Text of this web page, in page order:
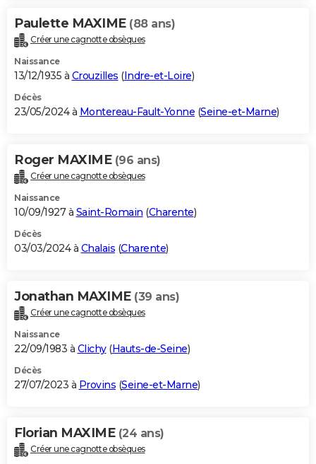
Paulette MAXIME (88 ans)
Créer une cagnotte obsèques
Naissance
13/12/1935 à Crouzilles (Indre-et-Loire)
Décès
23/05/2024 à Montereau-Fault-Yonne (Seine-et-Marne)
Roger MAXIME (96 ans)
Créer une cagnotte obsèques
Naissance
10/09/1927 à Saint-Romain (Charente)
Décès
03/03/2024 à Chalais (Charente)
Jonathan MAXIME (39 ans)
Créer une cagnotte obsèques
Naissance
22/09/1983 à Clichy(Hauts-de-Seine)
Décès
27/07/2023 à Provins (Seine-et-Marne)
Florian MAXIME (24 ans)
Créer une cagnotte obsèques